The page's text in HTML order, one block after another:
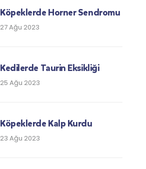
Köpeklerde Horner Sendromu
27 Ağu 2023
Kedilerde Taurin Eksikliği
25 Ağu 2023
Köpeklerde Kalp Kurdu
23 Ağu 2023